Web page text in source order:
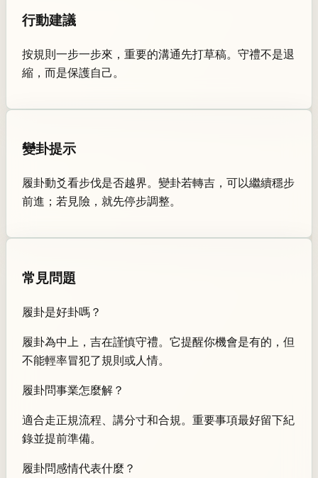
行動建議
按規則一步一步來，重要的溝通先打草稿。守禮不是退
縮，而是保護自己。
變卦提示
履卦動爻看步伐是否越界。變卦若轉吉，可以繼續穩步
前進；若見險，就先停步調整。
常見問題
履卦是好卦嗎？
履卦為中上，吉在謹慎守禮。它提醒你機會是有的，但
不能輕率冒犯了規則或人情。
履卦問事業怎麼解？
適合走正規流程、講分寸和合規。重要事項最好留下紀
錄並提前準備。
履卦問感情代表什麼？